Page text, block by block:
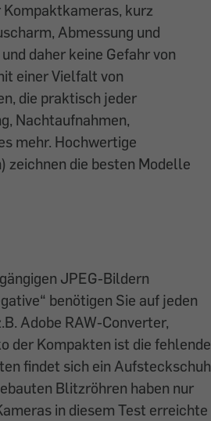
Kompaktkameras, kurz
Abmessung und
daher keine Gefahr von
einer Vielfalt von
die praktisch jeder
Nachtaufnahmen,
mehr. Hochwertige
zeichnen die besten Modelle
JPEG-Bildern
benötigen Sie auf jeden
Adobe RAW-Converter,
der Kompakten ist die fehlende
findet sich ein Aufsteckschuh
Blitzröhren haben nur
in diesem Test erreichte